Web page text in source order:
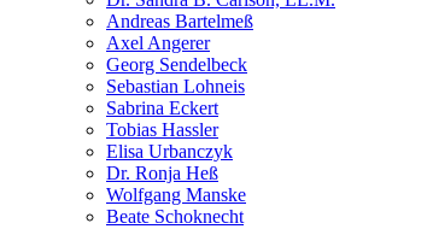
Andreas Bartelmeß
Axel Angerer
Georg Sendelbeck
Sebastian Lohneis
Sabrina Eckert
Tobias Hassler
Elisa Urbanczyk
Dr. Ronja Heß
Wolfgang Manske
Beate Schoknecht